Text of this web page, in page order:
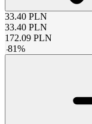
33.40 PLN
33.40 PLN
172.09 PLN
-81%